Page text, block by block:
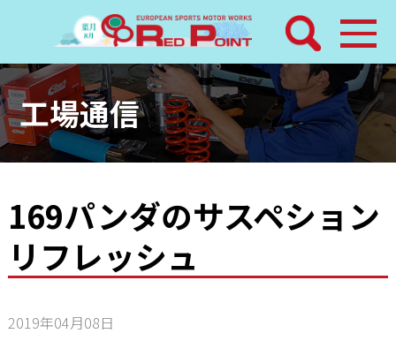
検索
ホーム
トピックス
レッドポイントパーツ
工場通信
169パンダのサスペション
リフレッシュ
2019年04月08日